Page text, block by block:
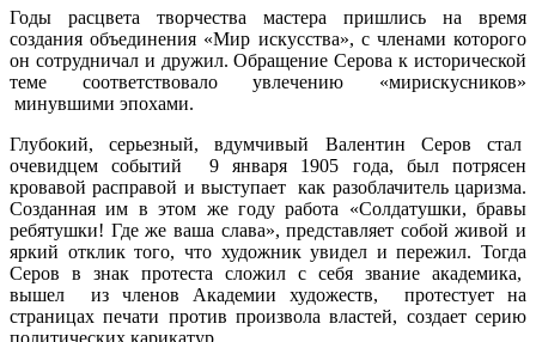
Годы расцвета творчества мастера пришлись на время
создания объединения «Мир искусства», с членами которого
он сотрудничал и дружил. Обращение Серова к исторической
теме соответствовало увлечению «мирискусников»
минувшими эпохами.
Глубокий, серьезный, вдумчивый Валентин Серов стал
очевидцем событий 9 января 1905 года, был потрясен
кровавой расправой и выступает как разоблачитель царизма.
Созданная им в этом же году работа «Солдатушки, бравы
ребятушки! Где же ваша слава», представляет собой живой и
яркий отклик того, что художник увидел и пережил. Тогда
Серов в знак протеста сложил с себя звание академика,
вышел из членов Академии художеств, протестует на
страницах печати против произвола властей, создает серию
политических карикатур.